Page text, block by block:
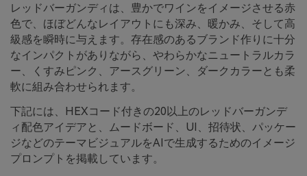
レッドバーガンディは、豊かでワインをイメージさせる赤
色で、ほぼどんなレイアウトにも深み、暖かみ、そして高
級感を瞬時に与えます。存在感のあるブランド作りに十分
なインパクトがありながら、やわらかなニュートラルカラ
ー、くすみピンク、アースグリーン、ダークカラーとも柔
軟に組み合わせられます。
下記には、HEXコード付きの20以上のレッドバーガンデ
ィ配色アイデアと、ムードボード、UI、招待状、パッケー
ジなどのテーマビジュアルをAIで生成するためのイメージ
プロンプトを掲載しています。